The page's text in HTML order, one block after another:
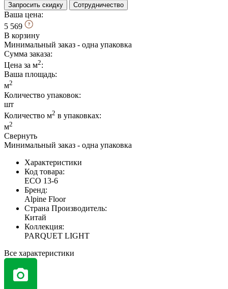
Запросить скидку
Сотрудничество
Ваша цена:
5 569
В корзину
Минимальный заказ - одна упаковка
Сумма заказа:
Цена за м2:
Ваша площадь:
м2
Количество упаковок:
шт
Количество м2 в упаковках:
м2
Свернуть
Минимальный заказ - одна упаковка
Характеристики
Код товара:
ЕСО 13-6
Бренд:
Alpine Floor
Страна Производитель:
Китай
Коллекция:
PARQUET LIGHT
Все характеристики